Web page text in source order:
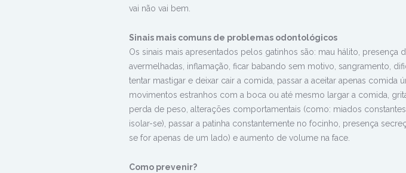
vai não vai bem.
Sinais mais comuns de problemas odontológicos
Os sinais mais apresentados pelos gatinhos são: mau hálito, presença
avermelhadas, inflamação, ficar babando sem motivo, sangramento,
tentar mastigar e deixar cair a comida, passar a aceitar apenas comida
movimentos estranhos com a boca ou até mesmo largar a comida,
perda de peso, alterações comportamentais (como: miados
isolar-se), passar a patinha constantemente no focinho, presença
se for apenas de um lado) e aumento de volume na face.
Como prevenir?